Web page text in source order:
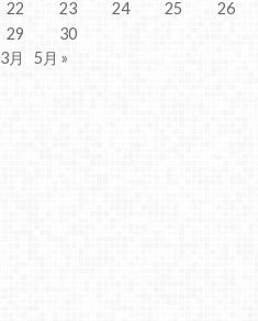
22 23 24 25 26
29
30
月
5月 »